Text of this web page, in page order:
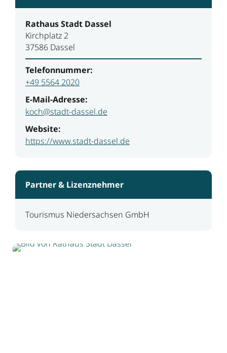
Rathaus Stadt Dassel
Kirchplatz 2
37586 Dassel
Telefonnummer:
+49 5564 2020
E-Mail-Adresse:
koch@stadt-dassel.de
Website:
https://www.stadt-dassel.de
Partner & Lizenznehmer
Tourismus Niedersachsen GmbH